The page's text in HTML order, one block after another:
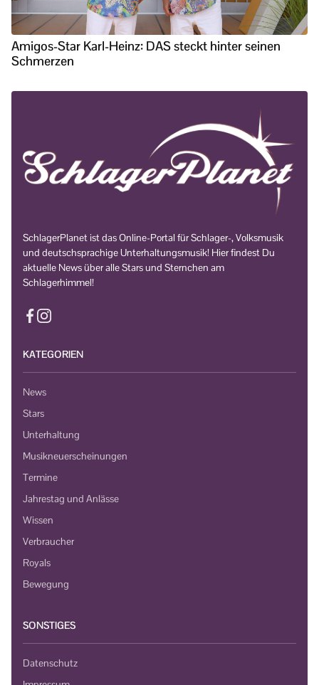
Amigos-Star Karl-Heinz: DAS steckt hinter seinen
Schmerzen
SchlagerPlanet ist das Online-Portal für Schlager-, Volksmusik
und deutschsprachige Unterhaltungsmusik! Hier findest Du
aktuelle News über alle Stars und Sternchen am
Schlagerhimmel!
KATEGORIEN
News
Stars
Unterhaltung
Musikneuerscheinungen
Termine
Jahrestag und Anlässe
Wissen
Verbraucher
Royals
Bewegung
SONSTIGES
Datenschutz